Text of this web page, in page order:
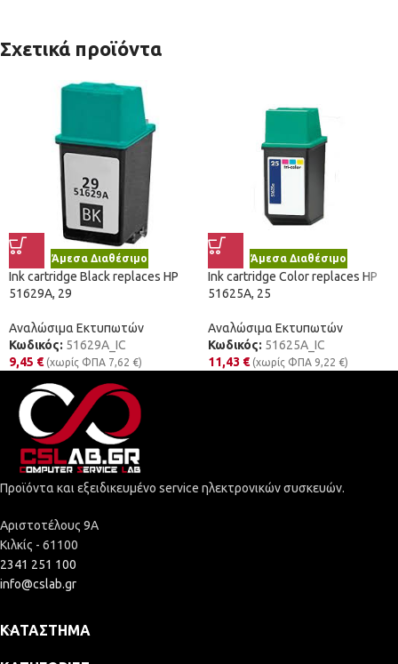
Σχετικά προϊόντα
Άμεσα Διαθέσιμο
Ink cartridge Black replaces HP
51629A, 29
Αναλώσιμα Εκτυπωτών
Κωδικός: 51629A_IC
9,45 € (χωρίς ΦΠΑ 7,62 €)
Άμεσα Διαθέσιμο
Ink cartridge Color replaces HP
51625A, 25
Αναλώσιμα Εκτυπωτών
Κωδικός: 51625A_IC
11,43 € (χωρίς ΦΠΑ 9,22 €)
Προϊόντα και εξειδικευμένο service ηλεκτρονικών συσκευών.
Αριστοτέλους 9Α
Κιλκίς - 61100
2341 251 100
info@cslab.gr
ΚΑΤΆΣΤΗΜΑ